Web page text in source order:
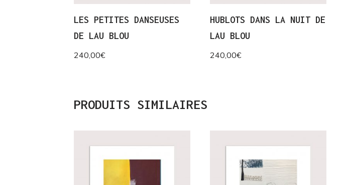
LES PETITES DANSEUSES
DE LAU BLOU
240,00€
HUBLOTS DANS LA NUIT DE
LAU BLOU
240,00€
PRODUITS SIMILAIRES